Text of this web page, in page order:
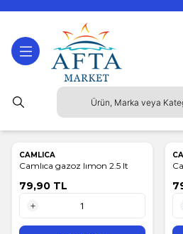
CAMLICA
Camlıca gazoz lımon 2.5 lt
79,90 TL
1 Adet
1